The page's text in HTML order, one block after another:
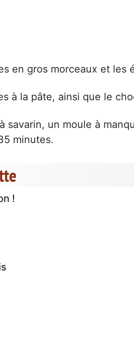
en gros morceaux et les
à la pâte, ainsi que le
savarin, un moule à
minutes.
!